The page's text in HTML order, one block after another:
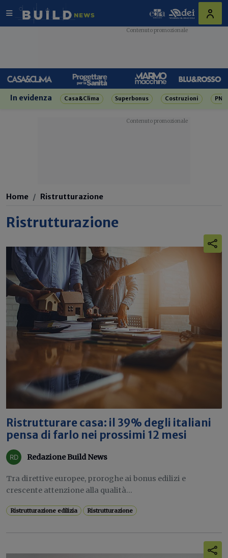
In evidenza Casa&Clima Superbonus Costruzioni
Home Ristrutturazione
Ristrutturazione
Ristrutturare casa: il 39% degli italiani
pensa di farlo nei prossimi 12 mesi
Redazione Build News
Tra direttive europee, proroghe ai bonus edilizi e
crescente attenzione alla qualità...
Ristrutturazione edilizia Ristrutturazione